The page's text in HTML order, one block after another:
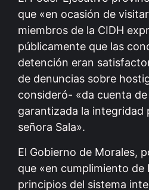
que «en ocasión de
miembros de la CIDH
públicamente que las
detención eran
de denuncias sobre
consideró- «da cuenta
garantizada la integridad
señora Sala».
El Gobierno de Morales,
que «en cumplimiento de
principios del sistema